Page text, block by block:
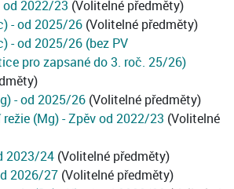
od 2022/23 (Volitelné předměty)
- od 2025/26 (Volitelné předměty)
- od 2025/26 (bez PV
pro zapsané do 3. roč. 25/26)
- od 2025/26 (Volitelné předměty)
(Mg) - Zpěv od 2022/23 (Volitelné
2023/24 (Volitelné předměty)
2026/27 (Volitelné předměty)